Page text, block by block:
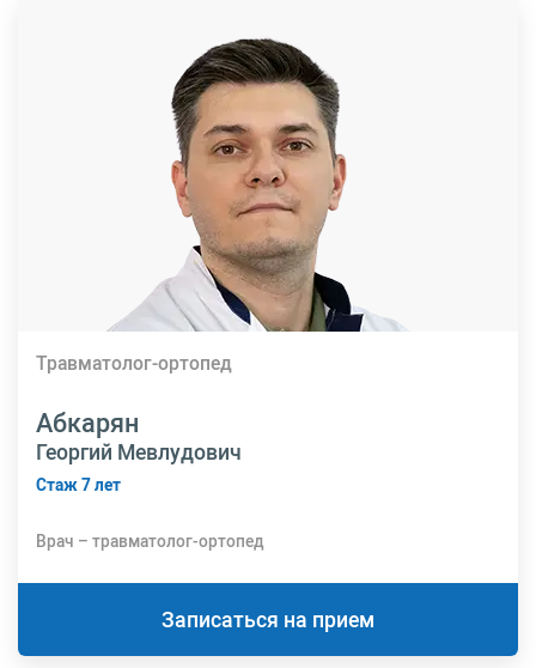
Травматолог-ортопед
Абкарян
Георгий Мевлудович
Стаж 7 лет
Врач – травматолог-ортопед
Записаться на прием